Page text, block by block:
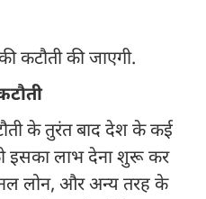
कटौती की जाएगी.
के तुरंत बाद देश के कई
इसका लाभ देना शुरू कर
लोन, और अन्य तरह के